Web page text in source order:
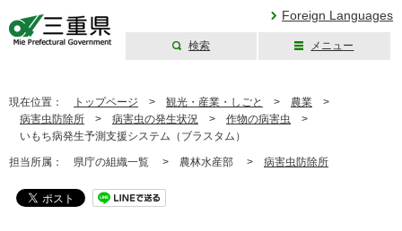
Foreign Languages
検索 メニュー
現在位置： トップページ > 観光・産業・しごと > 農業 >
病害虫防除所 > 病害虫の発生状況 > 作物の病害虫 >
いもち病発生予測支援システム（ブラスタム）
担当所属： 県庁の組織一覧 > 農林水産部 > 病害虫防除所